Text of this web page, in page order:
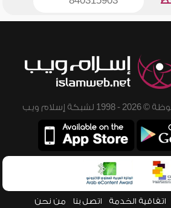
إسلام ويب
اتفاقية الخدمة اتصل بنا من نحن